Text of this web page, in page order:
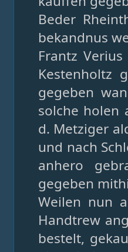
Beder
bekandnus
Frantz
Kestenholtz
gegeben
solche holen
d. Metziger
und nach
anhero
gegeben
Weilen nun
Handtrew
bestelt,